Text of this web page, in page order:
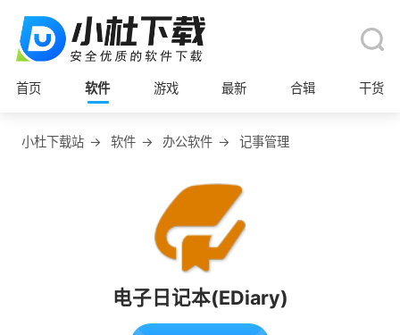
首页 软件 游戏 最新 合辑 干货
小杜下载站 → 软件 → 办公软件 → 记事管理
电子日记本(EDiary)